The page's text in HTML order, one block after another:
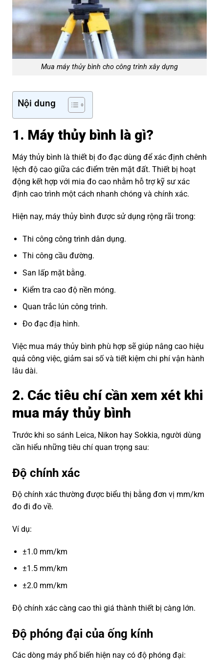
Mua máy thủy bình cho công trình xây dựng
Nội dung
1. Máy thủy bình là gì?
Máy thủy bình là thiết bị đo đạc dùng để xác định chênh
lệch độ cao giữa các điểm trên mặt đất. Thiết bị hoạt
động kết hợp với mia đo cao nhằm hỗ trợ kỹ sư xác
định cao trình một cách nhanh chóng và chính xác.
Hiện nay, máy thủy bình được sử dụng rộng rãi trong:
Thi công công trình dân dụng.
Thi công cầu đường.
San lấp mặt bằng.
Kiểm tra cao độ nền móng.
Quan trắc lún công trình.
Đo đạc địa hình.
Việc mua máy thủy bình phù hợp sẽ giúp nâng cao hiệu
quả công việc, giảm sai số và tiết kiệm chi phí vận hành
lâu dài.
2. Các tiêu chí cần xem xét khi
mua máy thủy bình
Trước khi so sánh Leica, Nikon hay Sokkia, người dùng
cần hiểu những tiêu chí quan trọng sau:
Độ chính xác
Độ chính xác thường được biểu thị bằng đơn vị mm/km
đo đi đo về.
Ví dụ:
±1.0 mm/km
±1.5 mm/km
±2.0 mm/km
Độ chính xác càng cao thì giá thành thiết bị càng lớn.
Độ phóng đại của ống kính
Các dòng máy phổ biến hiện nay có độ phóng đại: